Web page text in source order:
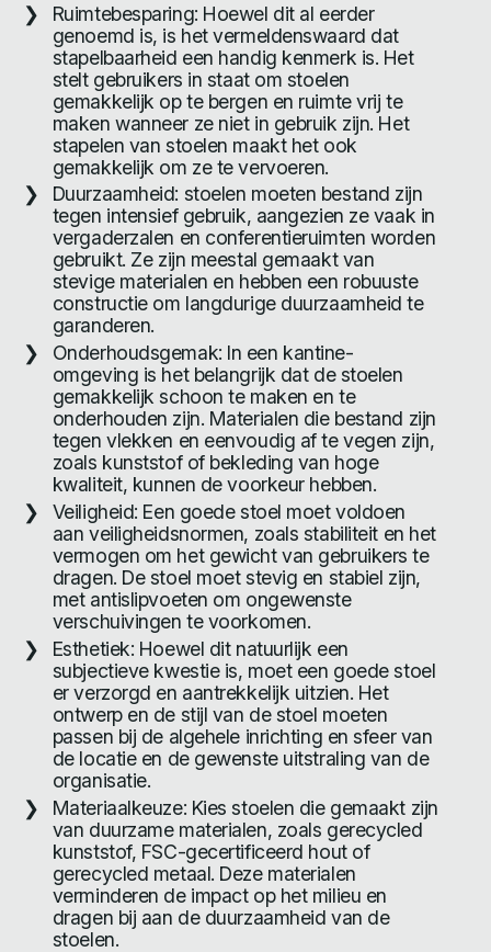
Ruimtebesparing: Hoewel dit al eerder
genoemd is, is het vermeldenswaard dat
stapelbaarheid een handig kenmerk is. Het
stelt gebruikers in staat om stoelen
gemakkelijk op te bergen en ruimte vrij te
maken wanneer ze niet in gebruik zijn. Het
stapelen van stoelen maakt het ook
gemakkelijk om ze te vervoeren.
Duurzaamheid: stoelen moeten bestand zijn
tegen intensief gebruik, aangezien ze vaak in
vergaderzalen en conferentieruimten worden
gebruikt. Ze zijn meestal gemaakt van
stevige materialen en hebben een robuuste
constructie om langdurige duurzaamheid te
garanderen.
Onderhoudsgemak: In een kantine-
omgeving is het belangrijk dat de stoelen
gemakkelijk schoon te maken en te
onderhouden zijn. Materialen die bestand zijn
tegen vlekken en eenvoudig af te vegen zijn,
zoals kunststof of bekleding van hoge
kwaliteit, kunnen de voorkeur hebben.
Veiligheid: Een goede stoel moet voldoen
aan veiligheidsnormen, zoals stabiliteit en het
vermogen om het gewicht van gebruikers te
dragen. De stoel moet stevig en stabiel zijn,
met antislipvoeten om ongewenste
verschuivingen te voorkomen.
Esthetiek: Hoewel dit natuurlijk een
subjectieve kwestie is, moet een goede stoel
er verzorgd en aantrekkelijk uitzien. Het
ontwerp en de stijl van de stoel moeten
passen bij de algehele inrichting en sfeer van
de locatie en de gewenste uitstraling van de
organisatie.
Materiaalkeuze: Kies stoelen die gemaakt zijn
van duurzame materialen, zoals gerecycled
kunststof, FSC-gecertificeerd hout of
gerecycled metaal. Deze materialen
verminderen de impact op het milieu en
dragen bij aan de duurzaamheid van de
stoelen.